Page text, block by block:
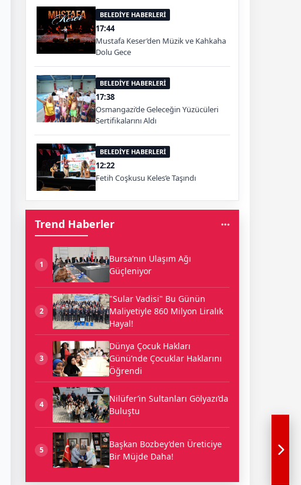
BELEDİYE HABERLERİ
17:44
Mustafa Keser’den Müzik ve Kahkaha
Dolu Gece
BELEDİYE HABERLERİ
17:38
Osmangazi’de Geleceğin Yüzücüleri
Sertifikalarını Aldı
BELEDİYE HABERLERİ
12:22
Fetih Coşkusu Keles’e Taşındı
Trend Haberler
1
Bursa’nın Ulaşım Ağı
Güçleniyor
2
"Sular Vadisi" Bu Günün
Maliyetiyle 860 Milyon Liralık
Hayal!
3
Dünya Çocuk Hakları
Günü’nde Çocuklar Haklarını
Öğrendi
4
Nilüfer’in Sultanları Gölyazı’da
Buluştu
5
Başkan Bozbey’den Üreticiye
Bir Müjde Daha!